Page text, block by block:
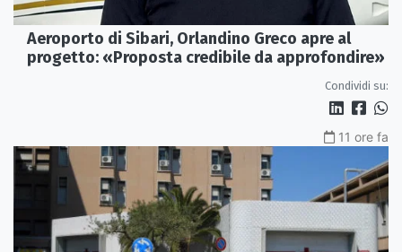
Aeroporto di Sibari, Orlandino Greco apre al
progetto: «Proposta credibile da approfondire»
Condividi su:
11 ore fa